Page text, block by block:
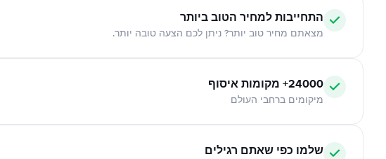
התחייבות למחיר הטוב ביותר
מצאתם מחיר טוב יותר? ניתן לכם הצעה טובה יותר.
24000+ מקומות איסוף
מיקומים ברחבי העולם
שלמו כפי שאתם רגילים